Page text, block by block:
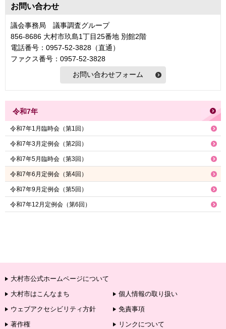
お問い合わせ
議会事務局 議事調査グループ
856-8686 大村市玖島1丁目25番地 別館2階
電話番号：0957-52-3828（直通）
ファクス番号：0957-52-3828
令和7年
令和7年1月臨時会（第1回）
令和7年3月定例会（第2回）
令和7年5月臨時会（第3回）
令和7年6月定例会（第4回）
令和7年9月定例会（第5回）
令和7年12月定例会（第6回）
大村市公式ホームページについて
大村市はこんなまち
個人情報の取り扱い
ウェブアクセシビリティ方針
免責事項
著作権
リンクについて